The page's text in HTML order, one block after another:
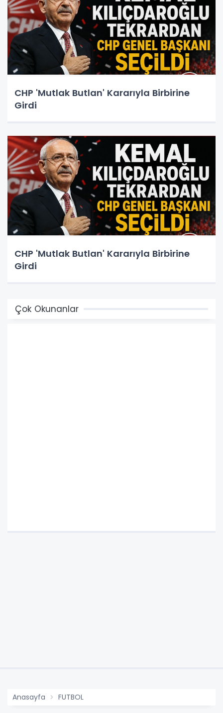
CHP 'Mutlak Butlan' Kararıyla Birbirine
Girdi
CHP 'Mutlak Butlan' Kararıyla Birbirine
Girdi
Çok Okunanlar
Anasayfa FUTBOL